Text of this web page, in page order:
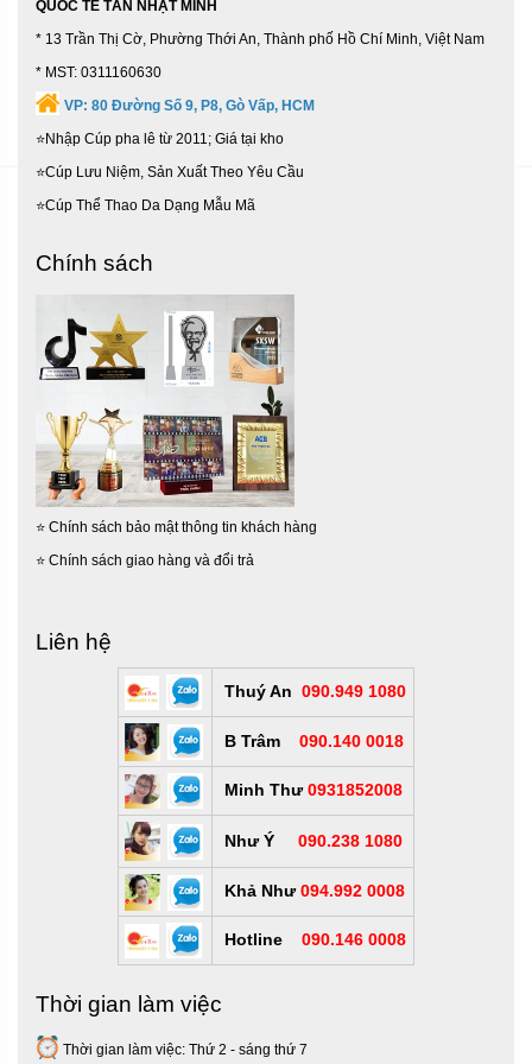
Nhà Bè, 63 Tỉnh Thành...
QUỐC TẾ TÂN NHẬT MINH
* 13 Trần Thị Cờ, Phường Thới An, Thành phố Hồ Chí Minh, Việt Nam
* MST: 0311160630
VP: 80 Đường Số 9, P8, Gò Vấp, HCM
⭐Nhập Cúp pha lê từ 2011; Giá tại kho
⭐Cúp Lưu Niệm, Sản Xuất Theo Yêu Cầu
⭐Cúp Thể Thao Da Dạng Mẫu Mã
Chính sách
⭐ Chính sách bảo mật thông tin khách hàng
⭐ Chính sách giao hàng và đổi trả
Liên hệ
Thuý An 090.949 1080
B Trâm 090.140 0018
Minh Thư 0931852008
Như Ý 090.238 1080
Khả Như 094.992 0008
Hotline 090.146 0008
Thời gian làm việc
Thời gian làm việc: Thứ 2 - sáng thứ 7